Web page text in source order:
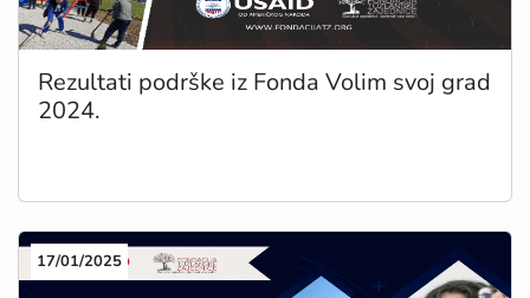
Rezultati podrške iz Fonda Volim svoj grad
2024.
17/01/2025